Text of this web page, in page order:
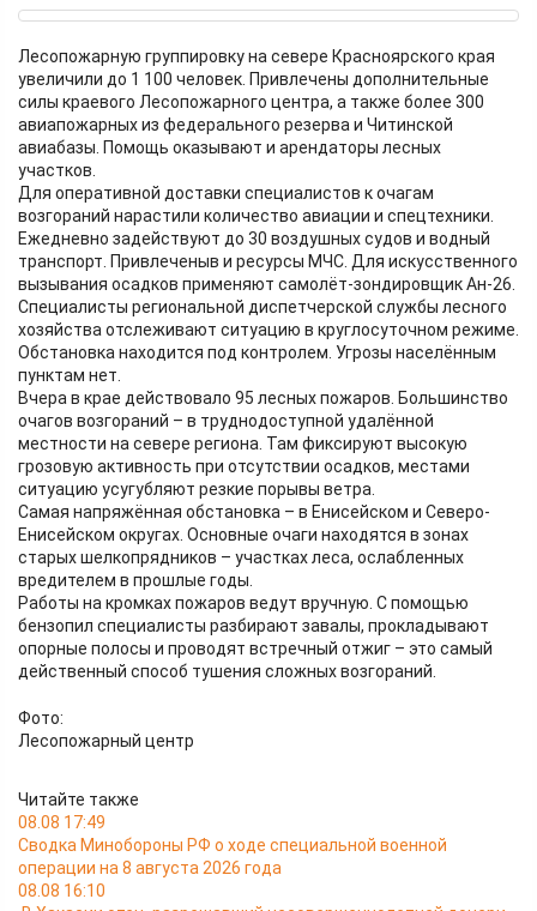
Лесопожарную группировку на севере Красноярского края
увеличили до 1 100 человек. Привлечены дополнительные
силы краевого Лесопожарного центра, а также более 300
авиапожарных из федерального резерва и Читинской
авиабазы. Помощь оказывают и арендаторы лесных
участков.
Для оперативной доставки специалистов к очагам
возгораний нарастили количество авиации и спецтехники.
Ежедневно задействуют до 30 воздушных судов и водный
транспорт. Привлеченыв и ресурсы МЧС. Для искусственного
вызывания осадков применяют самолёт-зондировщик Ан-26.
Специалисты региональной диспетчерской службы лесного
хозяйства отслеживают ситуацию в круглосуточном режиме.
Обстановка находится под контролем. Угрозы населённым
пунктам нет.
Вчера в крае действовало 95 лесных пожаров. Большинство
очагов возгораний – в труднодоступной удалённой
местности на севере региона. Там фиксируют высокую
грозовую активность при отсутствии осадков, местами
ситуацию усугубляют резкие порывы ветра.
Самая напряжённая обстановка – в Енисейском и Северо-
Енисейском округах. Основные очаги находятся в зонах
старых шелкопрядников – участках леса, ослабленных
вредителем в прошлые годы.
Работы на кромках пожаров ведут вручную. С помощью
бензопил специалисты разбирают завалы, прокладывают
опорные полосы и проводят встречный отжиг – это самый
действенный способ тушения сложных возгораний.
Фото:
Лесопожарный центр
Читайте также
08.08 17:49
Сводка Минобороны РФ о ходе специальной военной
операции на 8 августа 2026 года
08.08 16:10